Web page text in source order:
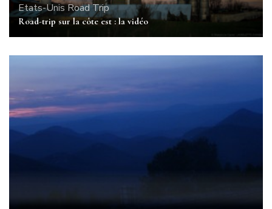
Etats-UnisRoad Trip
Road-trip sur la côte est : la vidéo